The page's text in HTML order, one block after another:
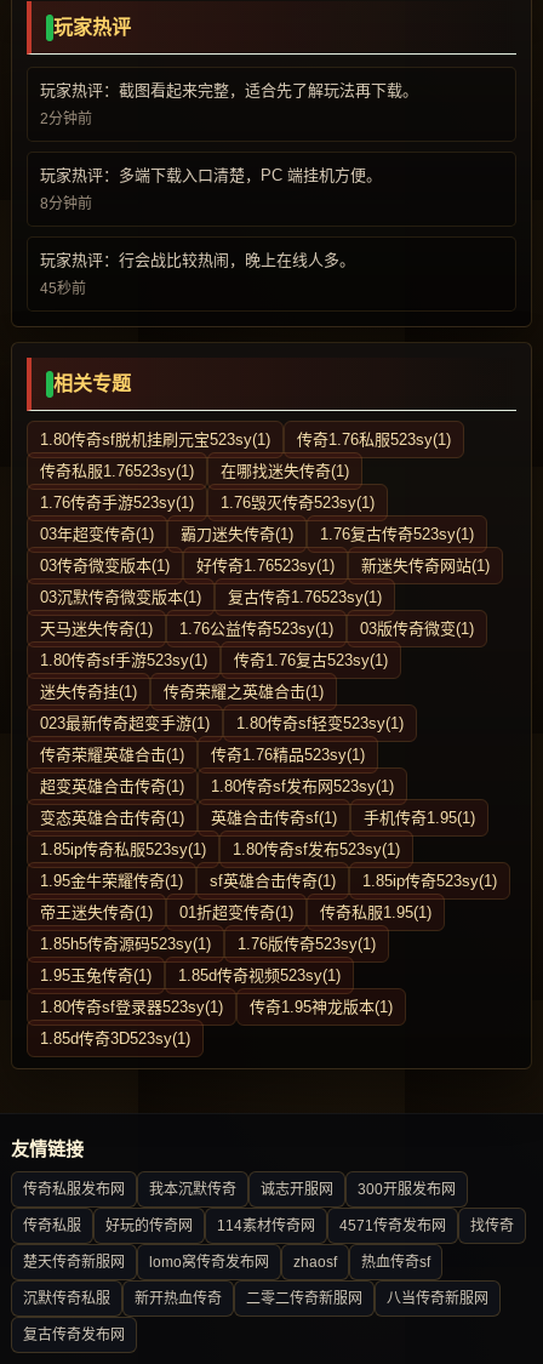
玩家热评
玩家热评：截图看起来完整，适合先了解玩法再下载。
2分钟前
玩家热评：多端下载入口清楚，PC 端挂机方便。
8分钟前
玩家热评：行会战比较热闹，晚上在线人多。
45秒前
相关专题
1.80传奇sf脱机挂刷元宝523sy(1)
传奇1.76私服523sy(1)
传奇私服1.76523sy(1)
在哪找迷失传奇(1)
1.76传奇手游523sy(1)
1.76毁灭传奇523sy(1)
03年超变传奇(1)
霸刀迷失传奇(1)
1.76复古传奇523sy(1)
03传奇微变版本(1)
好传奇1.76523sy(1)
新迷失传奇网站(1)
03沉默传奇微变版本(1)
复古传奇1.76523sy(1)
天马迷失传奇(1)
1.76公益传奇523sy(1)
03版传奇微变(1)
1.80传奇sf手游523sy(1)
传奇1.76复古523sy(1)
迷失传奇挂(1)
传奇荣耀之英雄合击(1)
023最新传奇超变手游(1)
1.80传奇sf轻变523sy(1)
传奇荣耀英雄合击(1)
传奇1.76精品523sy(1)
超变英雄合击传奇(1)
1.80传奇sf发布网523sy(1)
变态英雄合击传奇(1)
英雄合击传奇sf(1)
手机传奇1.95(1)
1.85ip传奇私服523sy(1)
1.80传奇sf发布523sy(1)
1.95金牛荣耀传奇(1)
sf英雄合击传奇(1)
1.85ip传奇523sy(1)
帝王迷失传奇(1)
01折超变传奇(1)
传奇私服1.95(1)
1.85h5传奇源码523sy(1)
1.76版传奇523sy(1)
1.95玉兔传奇(1)
1.85d传奇视频523sy(1)
1.80传奇sf登录器523sy(1)
传奇1.95神龙版本(1)
1.85d传奇3D523sy(1)
友情链接
传奇私服发布网 我本沉默传奇 诚志开服网 300开服发布网
传奇私服 好玩的传奇网 114素材传奇网 4571传奇发布网 找传奇
楚天传奇新服网 lomo窝传奇发布网 zhaosf 热血传奇sf
沉默传奇私服 新开热血传奇 二零二传奇新服网 八当传奇新服网
复古传奇发布网